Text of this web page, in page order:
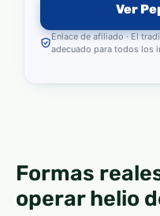
Ver
Enlace de afiliado · El
adecuado para todos los
Formas
operar helio